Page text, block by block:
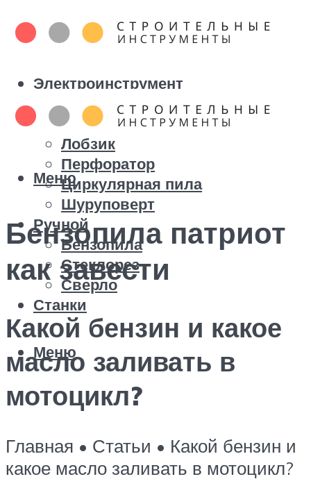
Электроинструмент
Болгарка
Дрель
Лобзик
Перфоратор
Циркулярная пила
Шуруповерт
Ручной
Бензопила
Стеклорез
Сверло
Станки
Меню
Меню
Бензопила патриот
как завести
Какой бензин и какое
масло заливать в
мотоцикл?
Главная • Статьи • Какой бензин и
какое масло заливать в мотоцикл?